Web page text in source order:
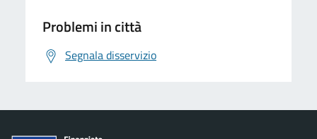
Problemi in città
Segnala disservizio